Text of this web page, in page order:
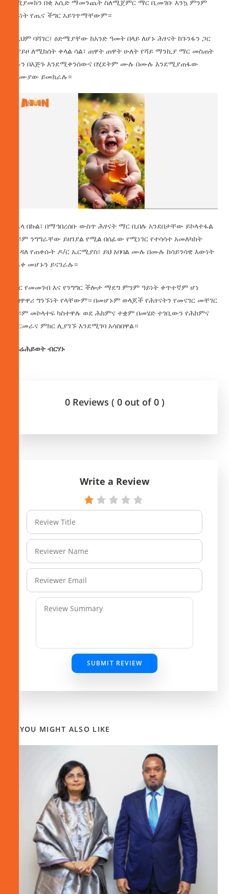
የሚያመክን በቂ አሲድ ማመንጨት ስለሚጀምር ማር ቢመገቡ እንኳ ምንም
ዓይነት የጤና ችግር አይገጥማቸውም።
ከዚህም ባሻገር፣ ዕድሜያቸው ከአንድ ዓመት በላይ ለሆኑ ሕፃናት ከጉንፋን ጋር
ተያይዞ ለሚከሰት ቀላል ሳል፣ ጠዋት ጠዋት ሁለት የሻይ ማንኪያ ማር መስጠት
ሳሉን በእጅጉ እንደሚቀንሰውና በሂደትም ሙሉ በሙሉ እንደሚያጠፋው
ባለሙያው ይመክራሉ።
በሌላ በኩል፣ በማኅበረሰቡ ውስጥ ሕፃናት ማር ቢበሉ አንደበታቸው ይኮላተፋል
ወይም ንግግራቸው ይዘገያል የሚል በሰፊው የሚነገር የተሳሳተ አመለካከት
እንዳለ የጠቀሱት ዶ/ር ኤርሚያስ፣ ይህ አባባል ሙሉ በሙሉ ከሳይንሳዊ እውነት
የራቀ መሆኑን ይናገራሉ።
ማር የመመገብ እና የንግግር ችሎታ ማደግ ምንም ዓይነት ቀጥተኛም ሆነ
ተዘዋዋሪ ግንኙነት የላቸውም። በመሆኑም ወላጆች የሕፃናትን የመናገር መቸገር
ወይም መኮላተፍ ካስተዋሉ ወደ ሕክምና ተቋም በመሄድ ተገቢውን የሕክምና
ምርመራና ምክር ሊያገኙ እንደሚገባ አሳስበዋል።
በፍሬሕይወት ብርሃኑ
0 Reviews ( 0 out of 0 )
Write a Review
SUBMIT REVIEW
YOU MIGHT ALSO LIKE